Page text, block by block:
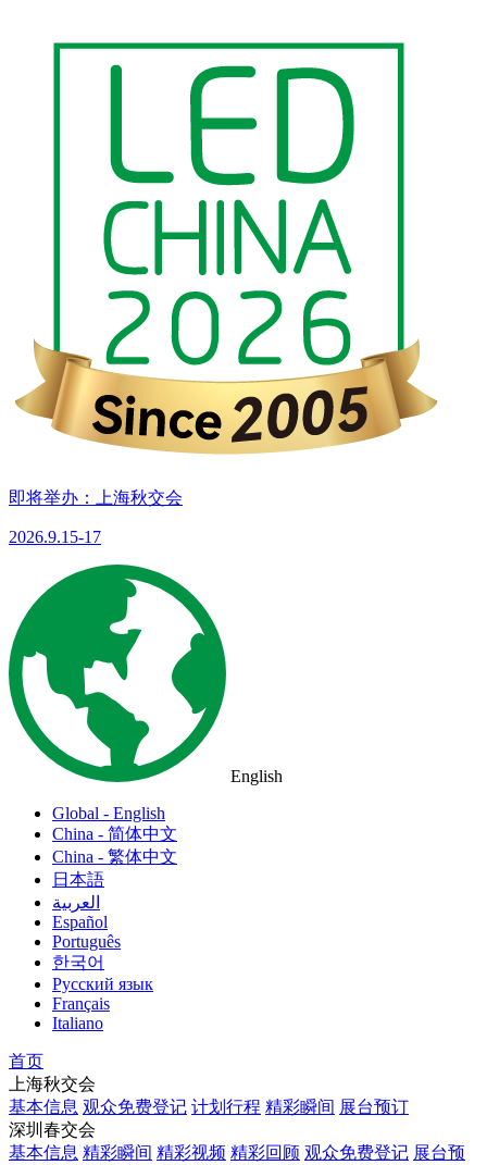
即将举办：上海秋交会
2026.9.15-17
English
Global - English
China - 简体中文
China - 繁体中文
日本語
العربية
Español
Português
한국어
Русский язык
Français
Italiano
首页
上海秋交会
基本信息 观众免费登记 计划行程 精彩瞬间 展台预订
深圳春交会
基本信息 精彩瞬间 精彩视频 精彩回顾 观众免费登记 展台预